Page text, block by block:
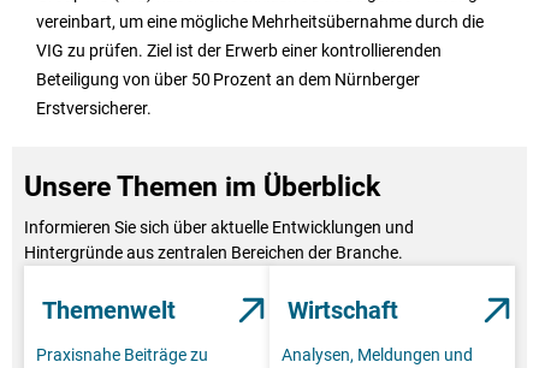
vereinbart, um eine mögliche Mehrheitsübernahme durch die
VIG zu prüfen. Ziel ist der Erwerb einer kontrollierenden
Beteiligung von über 50 Prozent an dem Nürnberger
Erstversicherer.
Unsere Themen im Überblick
Informieren Sie sich über aktuelle Entwicklungen und
Hintergründe aus zentralen Bereichen der Branche.
Themenwelt
Praxisnahe Beiträge zu
Wirtschaft
Analysen, Meldungen und